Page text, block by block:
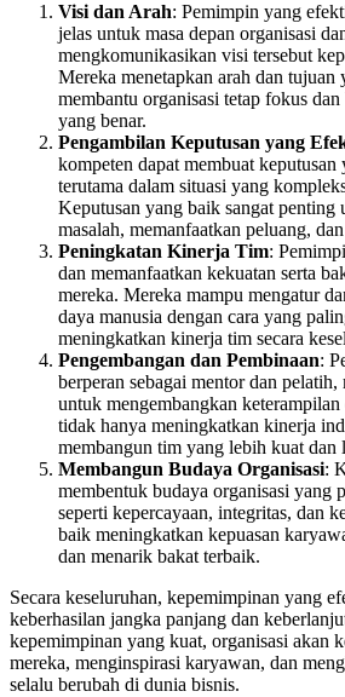
Visi dan Arah: Pemimpin yang
jelas untuk masa depan organisasi
mengkomunikasikan visi tersebut
Mereka menetapkan arah dan tujuan
membantu organisasi tetap fokus
yang benar.
Pengambilan Keputusan yang
kompeten dapat membuat keputusan
terutama dalam situasi yang
Keputusan yang baik sangat penting
masalah, memanfaatkan peluang,
Peningkatan Kinerja Tim:
dan memanfaatkan kekuatan serta
mereka. Mereka mampu mengatur
daya manusia dengan cara yang
meningkatkan kinerja tim secara
Pengembangan dan Pembinaan:
berperan sebagai mentor dan
untuk mengembangkan
tidak hanya meningkatkan kinerja
membangun tim yang lebih kuat dan
Membangun Budaya Organisasi:
membentuk budaya organisasi yang
seperti kepercayaan, integritas, dan
baik meningkatkan kepuasan
dan menarik bakat terbaik.
Secara keseluruhan, kepemimpinan yang
keberhasilan jangka panjang dan
kepemimpinan yang kuat, organisasi akan
mereka, menginspirasi karyawan, dan
selalu berubah di dunia bisnis.